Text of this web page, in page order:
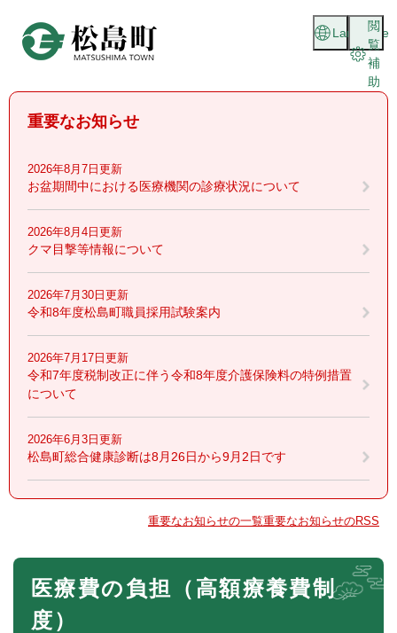
頭
閲
覧
補
助
Language
重要なお知らせ
2026年8月7日更新
お盆期間中における医療機関の診療状況について
2026年8月4日更新
クマ目撃等情報について
2026年7月30日更新
令和8年度松島町職員採用試験案内
2026年7月17日更新
令和7年度税制改正に伴う令和8年度介護保険料の特例措置
について
2026年6月3日更新
松島町総合健康診断は8月26日から9月2日です
重要なお知らせの一覧重要なお知らせのRSS
本
医療費の負担（高額療養費制
度）